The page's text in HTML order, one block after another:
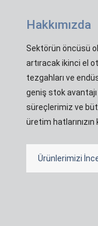
Hakkımızda
Sektörün öncüsü
artıracak ikinci el
tezgahları ve
geniş stok
süreçlerimiz ve
üretim
Ürünlerimizi